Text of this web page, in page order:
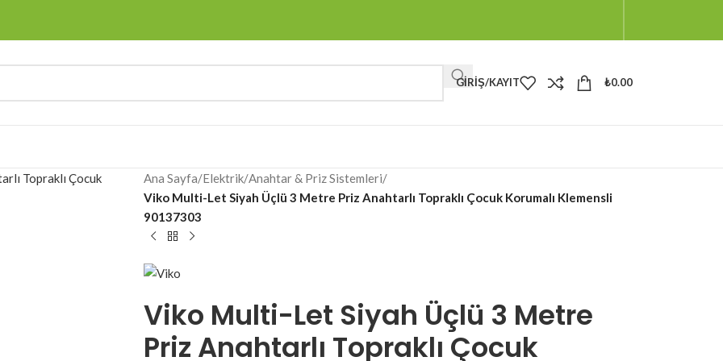
GIRIŞ/KAYIT ₺0.00
Ana Sayfa/Elektrik/Anahtar & Priz Sistemleri/
Viko Multi-Let Siyah Üçlü 3 Metre Priz Anahtarlı Topraklı Çocuk Korumalı Klemensli
90137303
Viko Multi-Let Siyah Üçlü 3 Metre
Priz Anahtarlı Topraklı Çocuk